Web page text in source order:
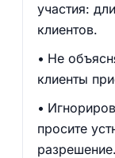
участия:
клиентов.
Не
клиенты
просите
разрешение.